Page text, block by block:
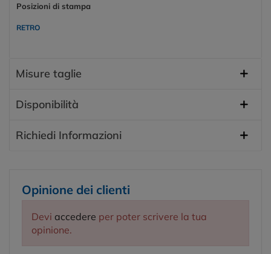
Posizioni di stampa
RETRO
Misure taglie
Disponibilità
Richiedi Informazioni
Opinione dei clienti
Devi accedere per poter scrivere la tua
opinione.